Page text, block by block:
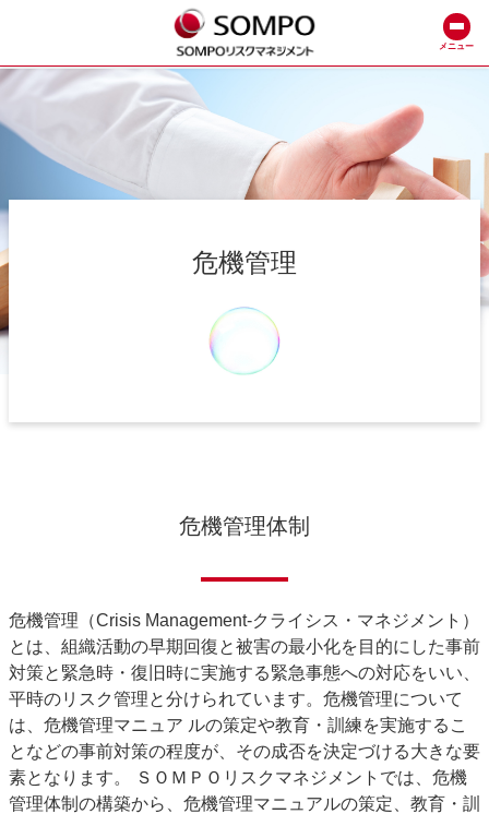
メニュー
危機管理
危機管理体制
危機管理（Crisis Management‐クライシス・マネジメント）
とは、組織活動の早期回復と被害の最小化を目的にした事前
対策と緊急時・復旧時に実施する緊急事態への対応をいい、
平時のリスク管理と分けられています。危機管理について
は、危機管理マニュア ルの策定や教育・訓練を実施するこ
となどの事前対策の程度が、その成否を決定づける大きな要
素となります。 ＳＯＭＰＯリスクマネジメントでは、危機
管理体制の構築から、危機管理マニュアルの策定、教育・訓